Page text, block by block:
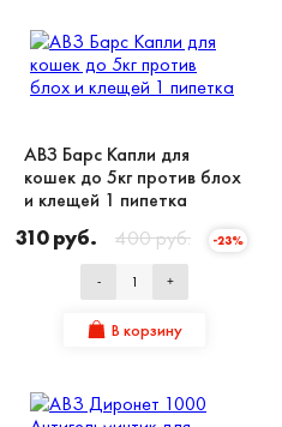
АВЗ Барс Капли для
кошек до 5кг против блох
и клещей 1 пипетка
310 руб. 400 руб. -23%
- +
В корзину